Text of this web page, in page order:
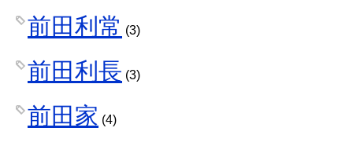
前田利常 (3)
前田利長 (3)
前田家 (4)